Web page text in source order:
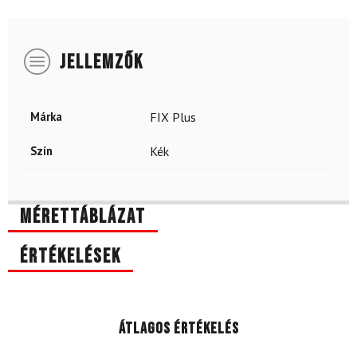
JELLEMZŐK
Márka FIX Plus
Szín Kék
Mérettáblázat
Értékelések
Átlagos értékelés